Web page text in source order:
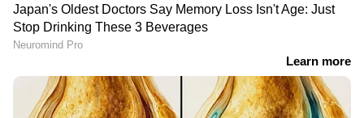
ഒരാളോടും ഇങ്ങനെ ക്രൂരത ചെയ്യരുതെന്ന്
സന്തോഷിന്റെ സഹോദരൻ രതീഷ് പറഞ്ഞു.
ചേട്ടൻ അതീവ ഗുരുതരവസ്ഥയിലാണ്. വിവാഹ
RECOMMENDED STORIES